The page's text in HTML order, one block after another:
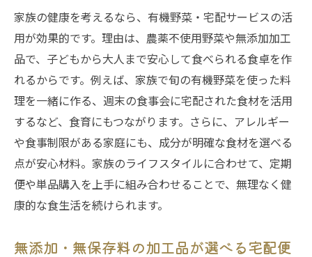
家族の健康を考えるなら、有機野菜・宅配サービスの活
用が効果的です。理由は、農薬不使用野菜や無添加加工
品で、子どもから大人まで安心して食べられる食卓を作
れるからです。例えば、家族で旬の有機野菜を使った料
理を一緒に作る、週末の食事会に宅配された食材を活用
するなど、食育にもつながります。さらに、アレルギー
や食事制限がある家庭にも、成分が明確な食材を選べる
点が安心材料。家族のライフスタイルに合わせて、定期
便や単品購入を上手に組み合わせることで、無理なく健
康的な食生活を続けられます。
無添加・無保存料の加工品が選べる宅配便